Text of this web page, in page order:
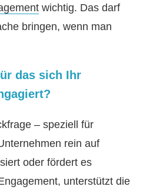
wichtig. Das darf
bringen, wenn man
das sich Ihr
– speziell für
rein auf
oder fördert es
unterstützt die